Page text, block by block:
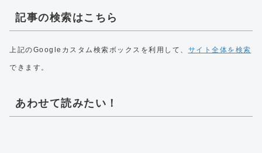
記事の検索はこちら
上記のGoogleカスタム検索ボックスを利用して、 サイト全体を検索
できます。
あわせて読みたい！